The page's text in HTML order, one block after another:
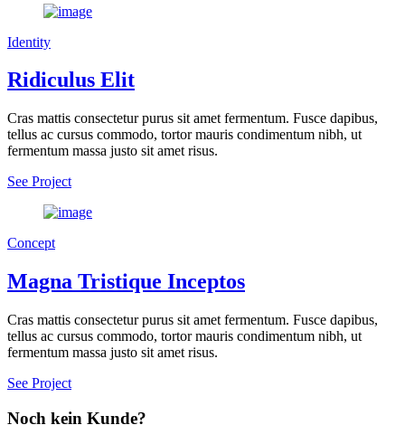
Identity
Ridiculus Elit
Cras mattis consectetur purus sit amet fermentum. Fusce dapibus,
tellus ac cursus commodo, tortor mauris condimentum nibh, ut
fermentum massa justo sit amet risus.
See Project
Concept
Magna Tristique Inceptos
Cras mattis consectetur purus sit amet fermentum. Fusce dapibus,
tellus ac cursus commodo, tortor mauris condimentum nibh, ut
fermentum massa justo sit amet risus.
See Project
Noch kein Kunde?